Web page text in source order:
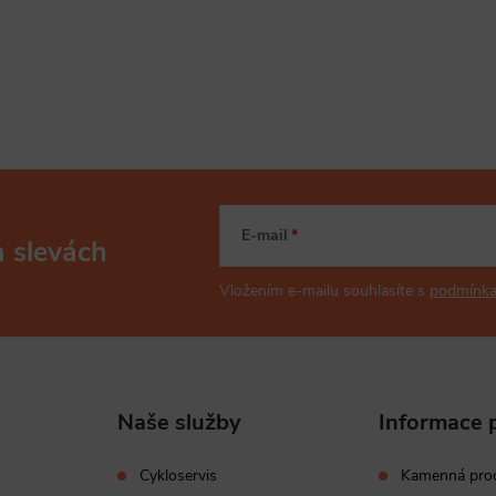
slevách E-mail
Vložením e-mailu souhlasíte s
Naše služby
Cykloservis
Informace
Kamenná